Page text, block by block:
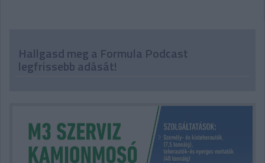
Hallgasd meg a Formula Podcast
legfrissebb adását!